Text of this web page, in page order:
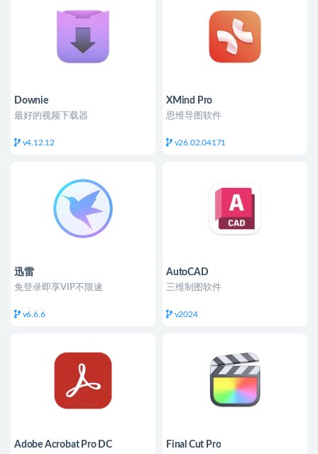
Downie
最好的视频下载器
v4.12.12
XMind Pro
思维导图软件
v26.02.04171
迅雷
免登录即享VIP不限速
v6.6.6
AutoCAD
三维制图软件
v2024
Adobe Acrobat Pro DC Final Cut Pro